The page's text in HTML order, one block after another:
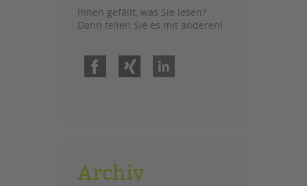
Ihnen gefällt, was Sie lesen?
Dann teilen Sie es mit anderen!
Facebook
Archiv